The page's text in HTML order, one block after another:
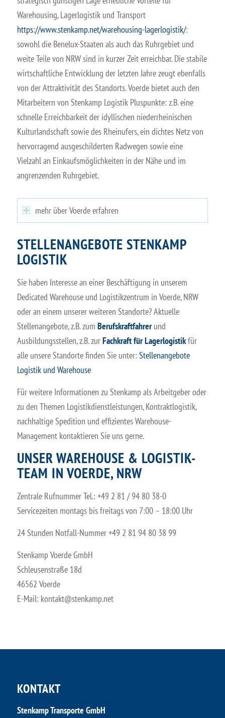
Warehousing, Lagerlogistik und Transport
https://www.stenkamp.net/warehousing-lagerlogistik/:
sowohl die Benelux-Staaten als auch das Ruhrgebiet und
weite Teile von NRW sind in kurzer Zeit erreichbar. Die stabile
wirtschaftliche Entwicklung der letzten Jahre zeugt ebenfalls
von der Attraktivität des Standorts. Voerde bietet auch den
Mitarbeitern von Stenkamp Logistik Pluspunkte: z.B. eine
schnelle Erreichbarkeit der idyllischen niederrheinischen
Kulturlandschaft sowie des Rheinufers, ein dichtes Netz von
hervorragend ausgeschilderten Radwegen sowie eine
Vielzahl an Einkaufsmöglichkeiten in der Nähe und im
angrenzenden Ruhrgebiet.
mehr über Voerde erfahren
STELLENANGEBOTE STENKAMP
LOGISTIK
Sie haben Interesse an einer Beschäftigung in unserem
Dedicated Warehouse und Logistikzentrum in Voerde, NRW
oder an einem unserer weiteren Standorte? Aktuelle
Stellenangebote, z.B. zum Berufskraftfahrerund
Ausbildungsstellen, z.B. zurFachkraft für Lagerlogistikfür
alle unsere Standorte finden Sie unter: Stellenangebote
Logistik und Warehouse
Für weitere Informationen zu Stenkamp als Arbeitgeber oder
zu den Themen Logistikdienstleistungen, Kontraktlogistik,
nachhaltige Spedition und effizientes Warehouse-
Management kontaktieren Sie uns gerne.
UNSER WAREHOUSE & LOGISTIK-
TEAM IN VOERDE, NRW
Zentrale Rufnummer Tel.: +49 2 81 / 94 80 38-0
Servicezeiten montags bis freitags von 7:00 – 18:00 Uhr
24 Stunden Notfall-Nummer +49 2 81 94 80 38 99
Stenkamp Voerde GmbH
Schleusenstraße 18d
46562 Voerde
E-Mail: ​kontakt@stenkamp.net ​
KONTAKT
Stenkamp Transporte GmbH